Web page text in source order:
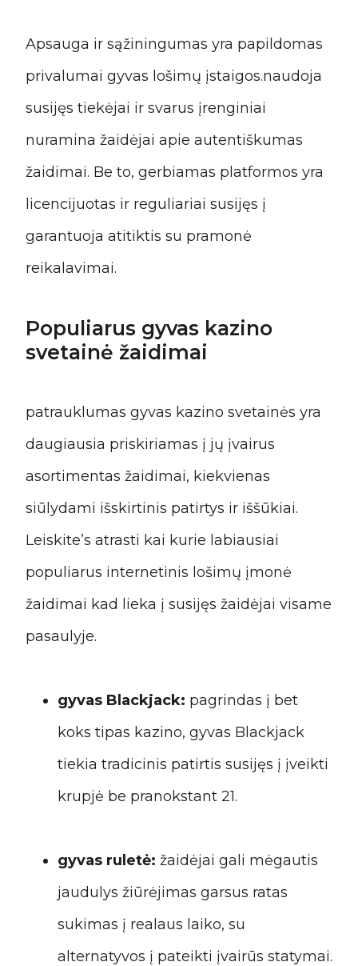
Apsauga ir sąžiningumas yra papildomas
privalumai gyvas lošimų įstaigos.naudoja
susijęs tiekėjai ir svarus įrenginiai
nuramina žaidėjai apie autentiškumas
žaidimai. Be to, gerbiamas platformos yra
licencijuotas ir reguliariai susijęs į
garantuoja atitiktis su pramonė
reikalavimai.
Populiarus gyvas kazino
svetainė žaidimai
patrauklumas gyvas kazino svetainės yra
daugiausia priskiriamas į jų įvairus
asortimentas žaidimai, kiekvienas
siūlydami išskirtinis patirtys ir iššūkiai.
Leiskite’s atrasti kai kurie labiausiai
populiarus internetinis lošimų įmonė
žaidimai kad lieka į susijęs žaidėjai visame
pasaulyje.
gyvas Blackjack: pagrindas į bet
koks tipas kazino, gyvas Blackjack
tiekia tradicinis patirtis susijęs į įveikti
krupjė be pranokstant 21.
gyvas ruletė: žaidėjai gali mėgautis
jaudulys žiūrėjimas garsus ratas
sukimas į realaus laiko, su
alternatyvos į pateikti įvairūs statymai.